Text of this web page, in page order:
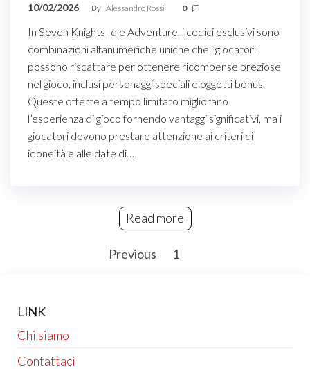
10/02/2026 By Alessandro Rossi 0
In Seven Knights Idle Adventure, i codici esclusivi sono
combinazioni alfanumeriche uniche che i giocatori
possono riscattare per ottenere ricompense preziose
nel gioco, inclusi personaggi speciali e oggetti bonus.
Queste offerte a tempo limitato migliorano
l’esperienza di gioco fornendo vantaggi significativi, ma i
giocatori devono prestare attenzione ai criteri di
idoneità e alle date di…
Read more
Previous 1
LINK
Chi siamo
Contattaci